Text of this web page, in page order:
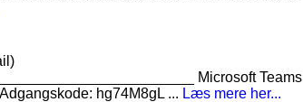
Microsoft Teams
hg74M8gL ... Læs mere her...